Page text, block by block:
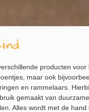
producten voor
maar ook
en rammelaars.
gemaakt van
Alles wordt met de hand